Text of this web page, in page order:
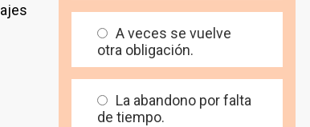
A veces se vuelve
otra obligación.
La abandono por falta
de tiempo.